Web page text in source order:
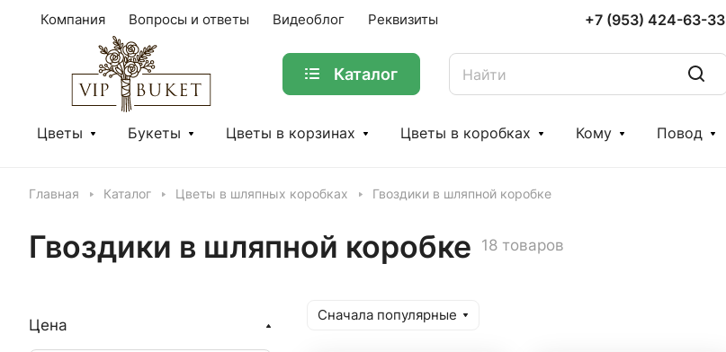
Компания Вопросы и ответы Видеоблог Реквизиты +7 (953) 424-63-33
Каталог
Цветы Букеты Цветы в корзинах Цветы в коробках Кому Повод
Главная Каталог Цветы в шляпных коробках Гвоздики в шляпной коробке
Гвоздики в шляпной коробке 18 товаров
Сначала популярные
Цена